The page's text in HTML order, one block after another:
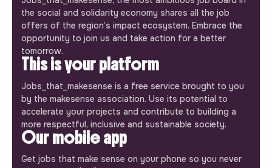
the social and solidarity economy shares all the job
offers of the region’s impact ecosystem. Embrace the
opportunity to join us and take action for a better
tomorrow.
This is your platform
Jobs_that_makesense is a free service brought to you
by the makesense association. Use its potential to
accelerate your projects and contribute to building a
more respectful, inclusive and sustainable society.
Our mobile app
Get jobs that make sense on your phone so you never